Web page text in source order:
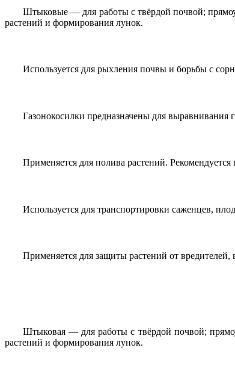
Штыковые — для работы с твёрдой почвой;
растений и формирования лунок.
Используется для рыхления почвы и борьбы с
Газонокосилки предназначены для
Применяется для полива растений.
Используется для транспортировки саженцев,
Применяется для защиты растений от
Штыковая — для работы с твёрдой почвой;
растений и формирования лунок.